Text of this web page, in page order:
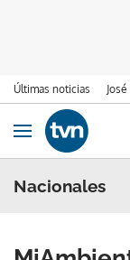
Últimas noticias
Ir al contenido
Obrir navegació
Nacionales